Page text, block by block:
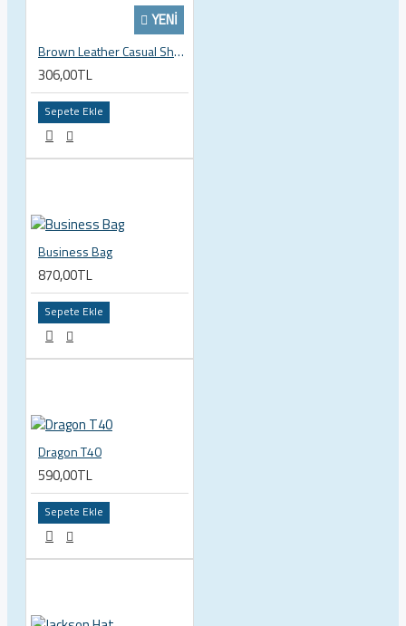
YENI
Brown Leather Casual Shoes
306,00TL
Sepete Ekle
Business Bag
870,00TL
Sepete Ekle
Dragon T40
590,00TL
Sepete Ekle